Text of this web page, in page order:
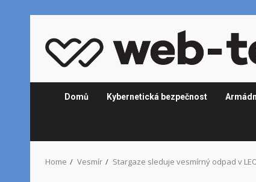
content
Domů Kybernetická bezpečnost
Home Vesmír Stargaze sleduje vesmírný odpad v